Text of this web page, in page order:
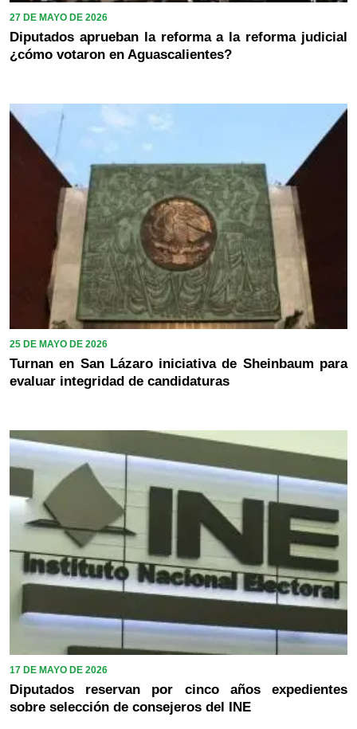
27 DE MAYO DE 2026
Diputados aprueban la reforma a la reforma judicial
¿cómo votaron en Aguascalientes?
25 DE MAYO DE 2026
Turnan en San Lázaro iniciativa de Sheinbaum para
evaluar integridad de candidaturas
17 DE MAYO DE 2026
Diputados reservan por cinco años expedientes
sobre selección de consejeros del INE